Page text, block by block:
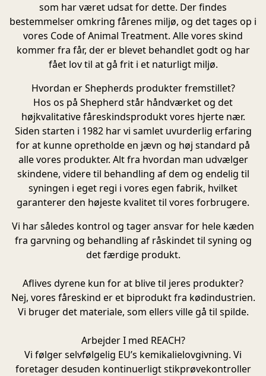
som har været udsat for dette. Der findes
bestemmelser omkring fårenes miljø, og det tages op i
vores Code of Animal Treatment. Alle vores skind
kommer fra får, der er blevet behandlet godt og har
fået lov til at gå frit i et naturligt miljø.
Hvordan er Shepherds produkter fremstillet?
Hos os på Shepherd står håndværket og det
højkvalitative fåreskindsprodukt vores hjerte nær.
Siden starten i 1982 har vi samlet uvurderlig erfaring
for at kunne opretholde en jævn og høj standard på
alle vores produkter. Alt fra hvordan man udvælger
skindene, videre til behandling af dem og endelig til
syningen i eget regi i vores egen fabrik, hvilket
garanterer den højeste kvalitet til vores forbrugere.
Vi har således kontrol og tager ansvar for hele kæden
fra garvning og behandling af råskindet til syning og
det færdige produkt.
Aflives dyrene kun for at blive til jeres produkter?
Nej, vores fåreskind er et biprodukt fra kødindustrien.
Vi bruger det materiale, som ellers ville gå til spilde.
Arbejder I med REACH?
Vi følger selvfølgelig EU’s kemikalielovgivning. Vi
foretager desuden kontinuerligt stikprøvekontroller